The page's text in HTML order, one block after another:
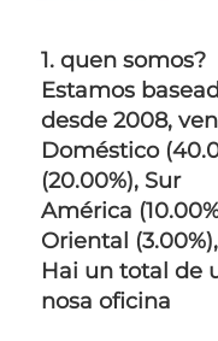
1. quen somos?
Estamos
desde 2008,
Doméstico
(20.00%), Sur
América
Oriental
Hai un total de
nosa oficina